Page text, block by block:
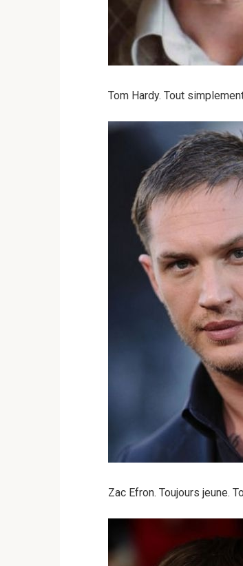
Tom Hardy. Tout
Zac Efron. Toujours jeune.